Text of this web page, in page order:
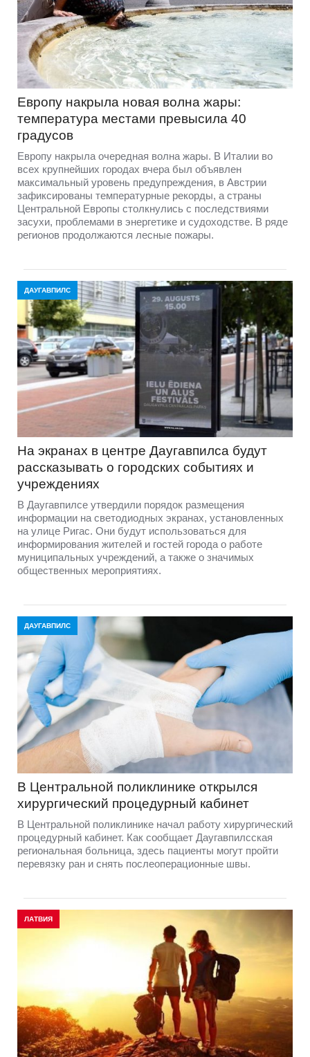
Европу накрыла новая волна жары:
температура местами превысила 40
градусов
Европу накрыла очередная волна жары. В Италии во
всех крупнейших городах вчера был объявлен
максимальный уровень предупреждения, в Австрии
зафиксированы температурные рекорды, а страны
Центральной Европы столкнулись с последствиями
засухи, проблемами в энергетике и судоходстве. В ряде
регионов продолжаются лесные пожары.
ДАУГАВПИЛС
На экранах в центре Даугавпилса будут
рассказывать о городских событиях и
учреждениях
В Даугавпилсе утвердили порядок размещения
информации на светодиодных экранах, установленных
на улице Ригас. Они будут использоваться для
информирования жителей и гостей города о работе
муниципальных учреждений, а также о значимых
общественных мероприятиях.
ДАУГАВПИЛС
В Центральной поликлинике открылся
хирургический процедурный кабинет
В Центральной поликлинике начал работу хирургический
процедурный кабинет. Как сообщает Даугавпилсская
региональная больница, здесь пациенты могут пройти
перевязку ран и снять послеоперационные швы.
ЛАТВИЯ